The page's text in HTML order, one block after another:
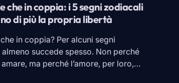
che in coppia: i 5 segni zodiacali
di più la propria libertà
in coppia? Per alcuni segni
succede spesso. Non perché
ma perché l’amore, per loro,